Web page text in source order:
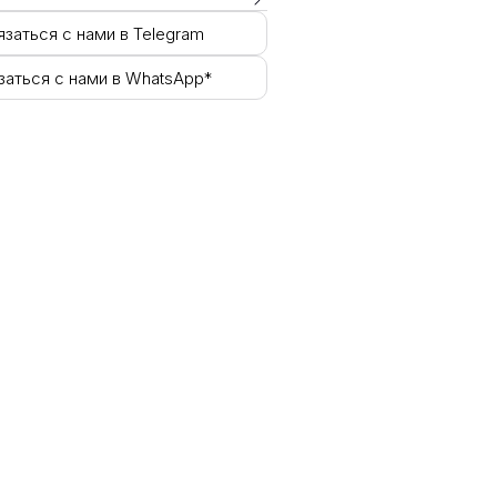
с нами в Telegram
с нами в WhatsApp*